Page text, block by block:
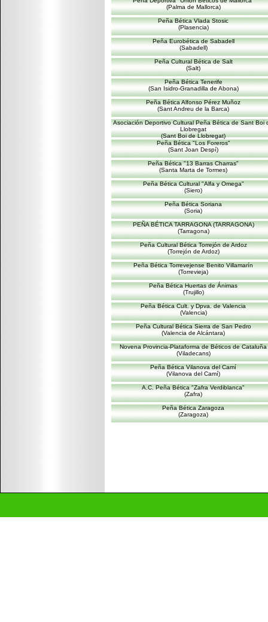
(Palma de Mallorca)
Peña Bética Vlada Stosic
(Plasencia)
Peña Eurobética de Sabadell
(Sabadell)
Peña Cultural Bética de Salt
(Salt)
Peña Bética Tenerife
(San Isidro-Granadilla de Abona)
Peña Bética Alfonso Pérez Muñoz
(Sant Andreu de la Barca)
Asociación Deportivo Cultural Peña Bética de Sant Boi
Llobregat
(Sant Boi de Llobregat)
Peña Bética "Los Foreros"
(Sant Joan Despí)
Peña Bética "13 Barras Charras"
(Santa Marta de Tormes)
Peña Bética Cultural "Alfa y Omega"
(Siero)
Peña Bética Soriana
(Soria)
PEÑA BÉTICA TARRAGONA (TARRAGONA)
(Tarragona)
Peña Cultural Bética Torrejón de Ardoz
(Torrejón de Ardoz)
Peña Bética Torrevejense Benito Villamarín
(Torrevieja)
Peña Bética Huertas de Ánimas
(Trujillo)
Peña Bética Cult. y Dpva. de Valencia
(Valencia)
Peña Cultural Bética Sierra de San Pedro
(Valencia de Alcántara)
Novena Provincia-Plataforma de Béticos de Cataluña
(Viladecans)
Peña Bética Vilanova del Camí
(Vilanova del Camí)
A.C. Peña Bética "Zafra Verdiblanca"
(Zafra)
Peña Bética Zaragoza
(Zaragoza)